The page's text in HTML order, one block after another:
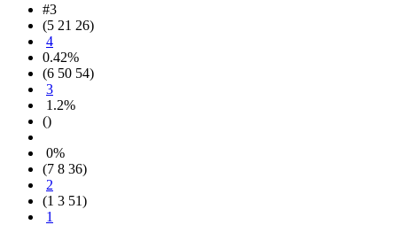
#3
(5 21 26)
4
0.42%
(6 50 54)
3
1.2%
()
0%
(7 8 36)
2
(1 3 51)
1